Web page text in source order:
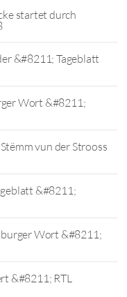
startet durch
&#8211; Tageblatt
Wort &#8211;
vun der Strooss
&#8211;
Wort &#8211;
&#8211; RTL